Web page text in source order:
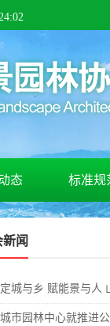
:02
态 标准规
闻
市园林中心就推进